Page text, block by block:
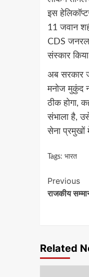
इस
11 जवान
CDS जनरल
संस्कार
अब सरकार
मनोज मुकुंद
ठीक होगा,
संभाला है,
सेना प्रमुखों
Tags: भारत
Previous
राजकीय
Related